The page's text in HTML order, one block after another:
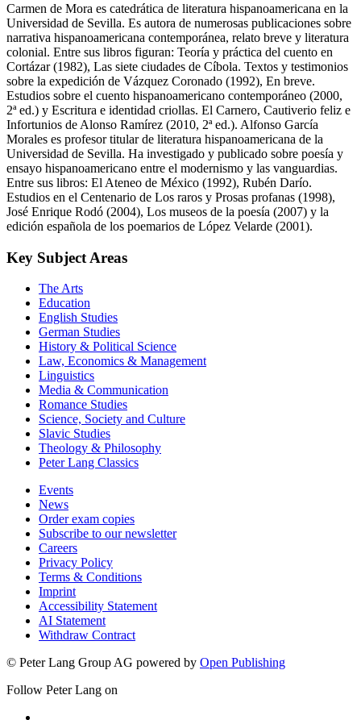
Carmen de Mora es catedrática de literatura hispanoamericana en la
Universidad de Sevilla. Es autora de numerosas publicaciones sobre
narrativa hispanoamericana contemporánea, relato breve y literatura
colonial. Entre sus libros figuran: Teoría y práctica del cuento en
Cortázar (1982), Las siete ciudades de Cíbola. Textos y testimonios
sobre la expedición de Vázquez Coronado (1992), En breve.
Estudios sobre el cuento hispanoamericano contemporáneo (2000,
2ª ed.) y Escritura e identidad criollas. El Carnero, Cautiverio feliz e
Infortunios de Alonso Ramírez (2010, 2ª ed.). Alfonso García
Morales es profesor titular de literatura hispanoamericana de la
Universidad de Sevilla. Ha investigado y publicado sobre poesía y
ensayo hispanoamericano entre el modernismo y las vanguardias.
Entre sus libros: El Ateneo de México (1992), Rubén Darío.
Estudios en el Centenario de Los raros y Prosas profanas (1998),
José Enrique Rodó (2004), Los museos de la poesía (2007) y la
edición española de los poemarios de López Velarde (2001).
Key Subject Areas
The Arts
Education
English Studies
German Studies
History & Political Science
Law, Economics & Management
Linguistics
Media & Communication
Romance Studies
Science, Society and Culture
Slavic Studies
Theology & Philosophy
Peter Lang Classics
Events
News
Order exam copies
Subscribe to our newsletter
Careers
Privacy Policy
Terms & Conditions
Imprint
Accessibility Statement
AI Statement
Withdraw Contract
© Peter Lang Group AG powered by Open Publishing
Follow Peter Lang on